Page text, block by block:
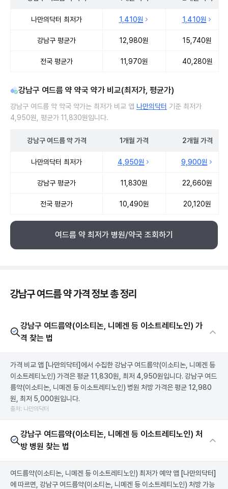
나만의닥터 최저가 1,410원 1,410원
강남구 평균가 12,980원 15,740원
전국 평균가 11,970원 40,280원
강남구 여드름 약 약국 약가 비교(최저가, 평균가)
강남구 여드름 약 약국 약가는 최저가 비교 앱 나만의닥터 기준 최저가
4,950원, 평균가 11,830원입니다.
강남구 여드름 약가격 1개월 가격 2개월 가격
나만의닥터 최저가 4,950원 9,900원
강남구 평균가 11,830원 22,660원
전국 평균가 10,490원 20,120원
여드름 약 최저가 병원/약국 조회하기
강남구 여드름 약 가격 정보 총 정리
강남구 여드름약(이소티논, 니메겐 등 이소트레티노인) 가
격 찾는 법
가격 비교 앱 [나만의닥터] 에서 수집한 강남구 여드름약(이소티논, 니메겐 등
이소트레티노인) 가격은 평균 11,830원, 최저 4,950원입니다. 강남구 여드
름약(이소티논, 니메겐 등 이소트레티노인) 병원 처방 가격은 평균 12,980
원, 최저 5,000원입니다.
출처: 나만의닥터
강남구 여드름약(이소티논, 니메겐 등 이소트레티노인) 처
방 병원 찾는 법
여드름약(이소티논, 니메겐 등 이소트레티노인) 최저가 예약 앱 [나만의닥터]
에 따르면, 강남구 여드름약(이소티논, 니메겐 등 이소트레티노인) 처방 가능